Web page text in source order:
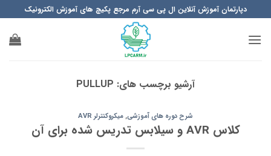
to
content
دپارتمان آموزش آنلاین ال پی سی آرم مرجع پکیچ های آموزش الکترونیک
آرشیو برچسب های: PULLUP
شرح دوره های آموزشی,میکروکنترلر AVR
کلاس AVR و سیلابس تدریس شده برای آن